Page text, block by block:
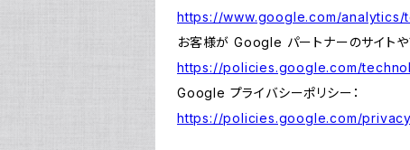
https://www.google.com/analytics/
お客様が Google パートナーのサイト
https://policies.google.com/
Google プライバシーポリシー：
https://policies.google.com/